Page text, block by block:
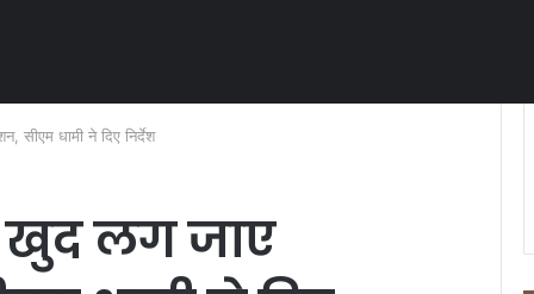
सीएम धामी ने दिए निर्देश
खुद लग जाए